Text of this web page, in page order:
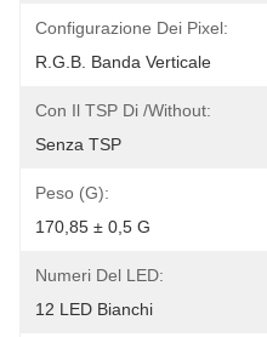
Configurazione Dei Pixel:
R.G.B. Banda Verticale
Con Il TSP Di /Without:
Senza TSP
Peso (G):
170,85 ± 0,5 G
Numeri Del LED:
12 LED Bianchi